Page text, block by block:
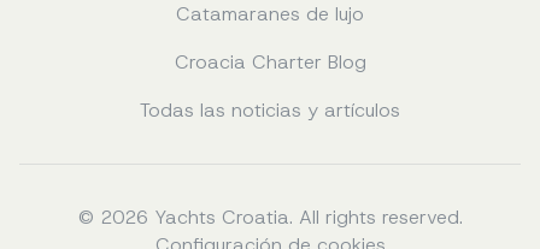
Catamaranes de lujo
Croacia Charter Blog
Todas las noticias y artículos
© 2026 Yachts Croatia. All rights reserved.